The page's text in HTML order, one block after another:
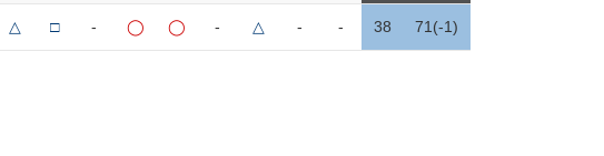
△ □ - ◯ ◯ - △ - - 38 71(-1)